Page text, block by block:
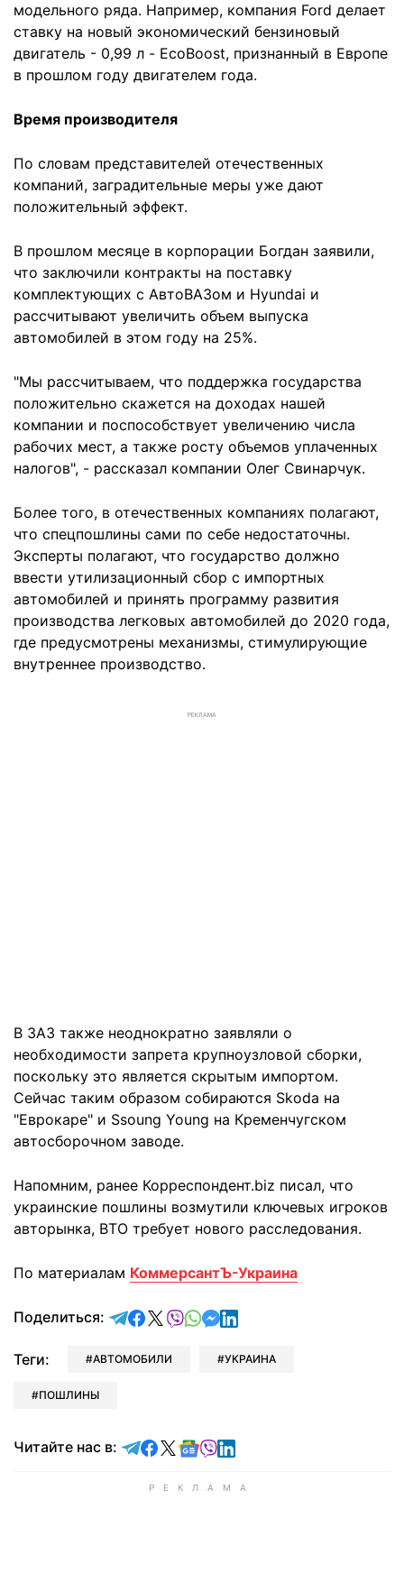
модельного ряда. Например, компания Ford делает
ставку на новый экономический бензиновый
двигатель - 0,99 л - EcoBoost, признанный в Европе
в прошлом году двигателем года.
Время производителя
По словам представителей отечественных
компаний, заградительные меры уже дают
положительный эффект.
В прошлом месяце в корпорации Богдан заявили,
что заключили контракты на поставку
комплектующих с АвтоВАЗом и Hyundai и
рассчитывают увеличить объем выпуска
автомобилей в этом году на 25%.
"Мы рассчитываем, что поддержка государства
положительно скажется на доходах нашей
компании и поспособствует увеличению числа
рабочих мест, а также росту объемов уплаченных
налогов", - рассказал компании Олег Свинарчук.
Более того, в отечественных компаниях полагают,
что спецпошлины сами по себе недостаточны.
Эксперты полагают, что государство должно
ввести утилизационный сбор с импортных
автомобилей и принять программу развития
производства легковых автомобилей до 2020 года,
где предусмотрены механизмы, стимулирующие
внутреннее производство.
РЕКЛАМА
В ЗАЗ также неоднократно заявляли о
необходимости запрета крупноузловой сборки,
поскольку это является скрытым импортом.
Сейчас таким образом собираются Skoda на
"Еврокаре" и Ssoung Young на Кременчугском
автосборочном заводе.
Напомним, ранее Корреспондент.biz писал, что
украинские пошлины возмутили ключевых игроков
авторынка, ВТО требует нового расследования.
По материалам КоммерсантЪ-Украина
Поделиться: отправить в Telegram
поделиться в Facebook
поделиться в X
отправить в Viber
отправить в Whatsapp
отправить в Messenger
отправить в LinkedIn
Теги: АВТОМОБИЛИ УКРАИНА
ПОШЛИНЫ
Читайте нас в: Читайте в Telegram
Читайте в Facebook
Читайте в X
Читайте в Google news
Читайте в Viber
Читайте в LinkedIn